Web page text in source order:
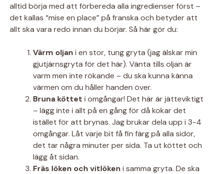
alltid börja med att förbereda alla ingredienser först –
det kallas “mise en place” på franska och betyder att
allt ska vara redo innan du börjar. Så här gör du:
Värm oljan i en stor, tung gryta (jag älskar min
gjutjärnsgryta för det här). Vänta tills oljan är
varm men inte rökande – du ska kunna känna
värmen om du håller handen över.
Bruna köttet i omgångar! Det här är jätteviktigt
– lägg inte i allt på en gång för då kokar det
istället för att brynas. Jag brukar dela upp i 3-4
omgångar. Låt varje bit få fin färg på alla sidor,
det tar några minuter per sida. Ta ut köttet och
lägg åt sidan.
Fräs löken och vitlöken i samma gryta. De ska